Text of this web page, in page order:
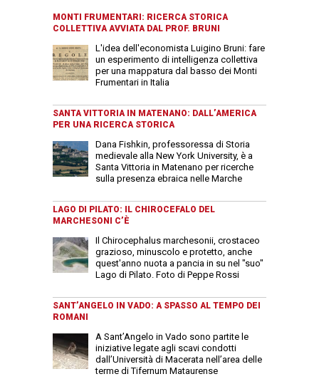
MONTI FRUMENTARI: RICERCA STORICA
COLLETTIVA AVVIATA DAL PROF. BRUNI
L'idea dell'economista Luigino Bruni: fare
un esperimento di intelligenza collettiva
per una mappatura dal basso dei Monti
Frumentari in Italia
SANTA VITTORIA IN MATENANO: DALL’AMERICA
PER UNA RICERCA STORICA
Dana Fishkin, professoressa di Storia
medievale alla New York University, è a
Santa Vittoria in Matenano per ricerche
sulla presenza ebraica nelle Marche
LAGO DI PILATO: IL CHIROCEFALO DEL
MARCHESONI C’È
Il Chirocephalus marchesonii, crostaceo
grazioso, minuscolo e protetto, anche
quest'anno nuota a pancia in su nel "suo"
Lago di Pilato. Foto di Peppe Rossi
SANT’ANGELO IN VADO: A SPASSO AL TEMPO DEI
ROMANI
A Sant’Angelo in Vado sono partite le
iniziative legate agli scavi condotti
dall’Università di Macerata nell’area delle
terme di Tifernum Mataurense